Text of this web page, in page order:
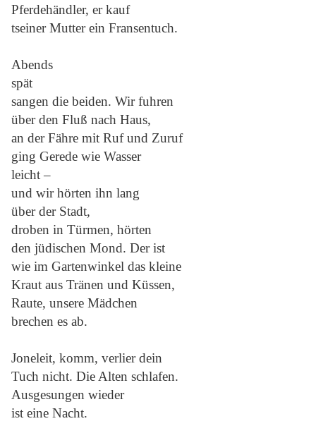
Pferdehändler, er kauf
tseiner Mutter ein Fransentuch.
Abends
spät
sangen die beiden. Wir fuhren
über den Fluß nach Haus,
an der Fähre mit Ruf und Zuruf
ging Gerede wie Wasser
leicht –
und wir hörten ihn lang
über der Stadt,
droben in Türmen, hörten
den jüdischen Mond. Der ist
wie im Gartenwinkel das kleine
Kraut aus Tränen und Küssen,
Raute, unsere Mädchen
brechen es ab.
Joneleit, komm, verlier dein
Tuch nicht. Die Alten schlafen.
Ausgesungen wieder
ist eine Nacht.